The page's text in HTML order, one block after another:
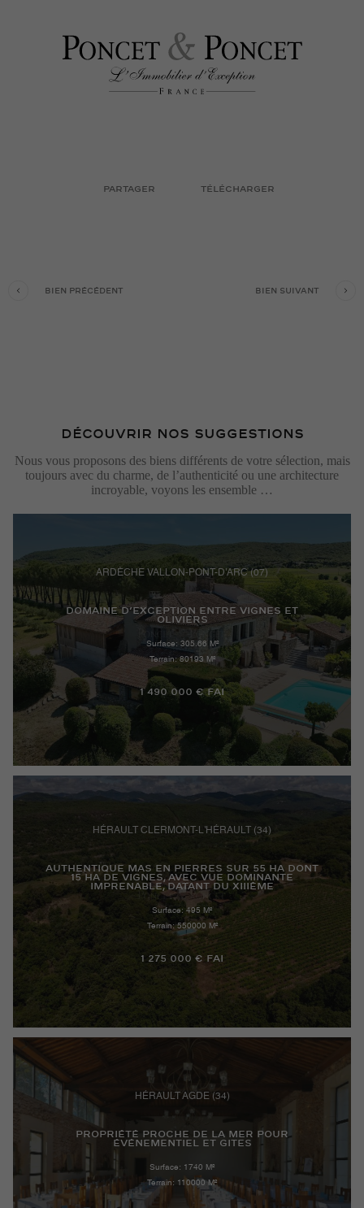
BIEN PRÉCÉDENT
PARTAGER TÉLÉCHARGER
BIEN SUIVANT
DÉCOUVRIR NOS SUGGESTIONS
Nous vous proposons des biens différents de votre sélection, mais
toujours avec du charme, de l’authenticité ou une architecture
incroyable, voyons les ensemble …
ARDÈCHE VALLON-PONT-D'ARC (07)
DOMAINE D’EXCEPTION ENTRE VIGNES ET
OLIVIERS
Surface: 305.66 M²
Terrain: 80193 M²
1 490 000 € FAI
HÉRAULT CLERMONT-L'HÉRAULT (34)
AUTHENTIQUE MAS EN PIERRES SUR 55 HA DONT
15 HA DE VIGNES, AVEC VUE DOMINANTE
IMPRENABLE, DATANT DU XIIIÈME
Surface: 495 M²
Terrain: 550000 M²
1 275 000 € FAI
HÉRAULT AGDE (34)
PROPRIÉTÉ PROCHE DE LA MER POUR
ÉVÉNEMENTIEL ET GITES
Surface: 1740 M²
Terrain: 110000 M²